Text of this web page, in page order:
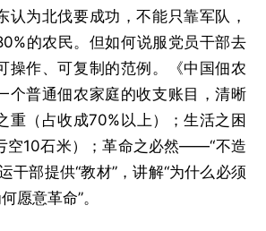
认为北伐要成功，不能只靠军队，
的农民。但如何说服党员干部去
操作、可复制的范例。《中国佃农
个普通佃农家庭的收支账目，清晰
重（占收成70%以上）；生活之困
空10石米）；革命之必然——“不造
干部提供“教材”，讲解“为什么必须
愿意革命”。